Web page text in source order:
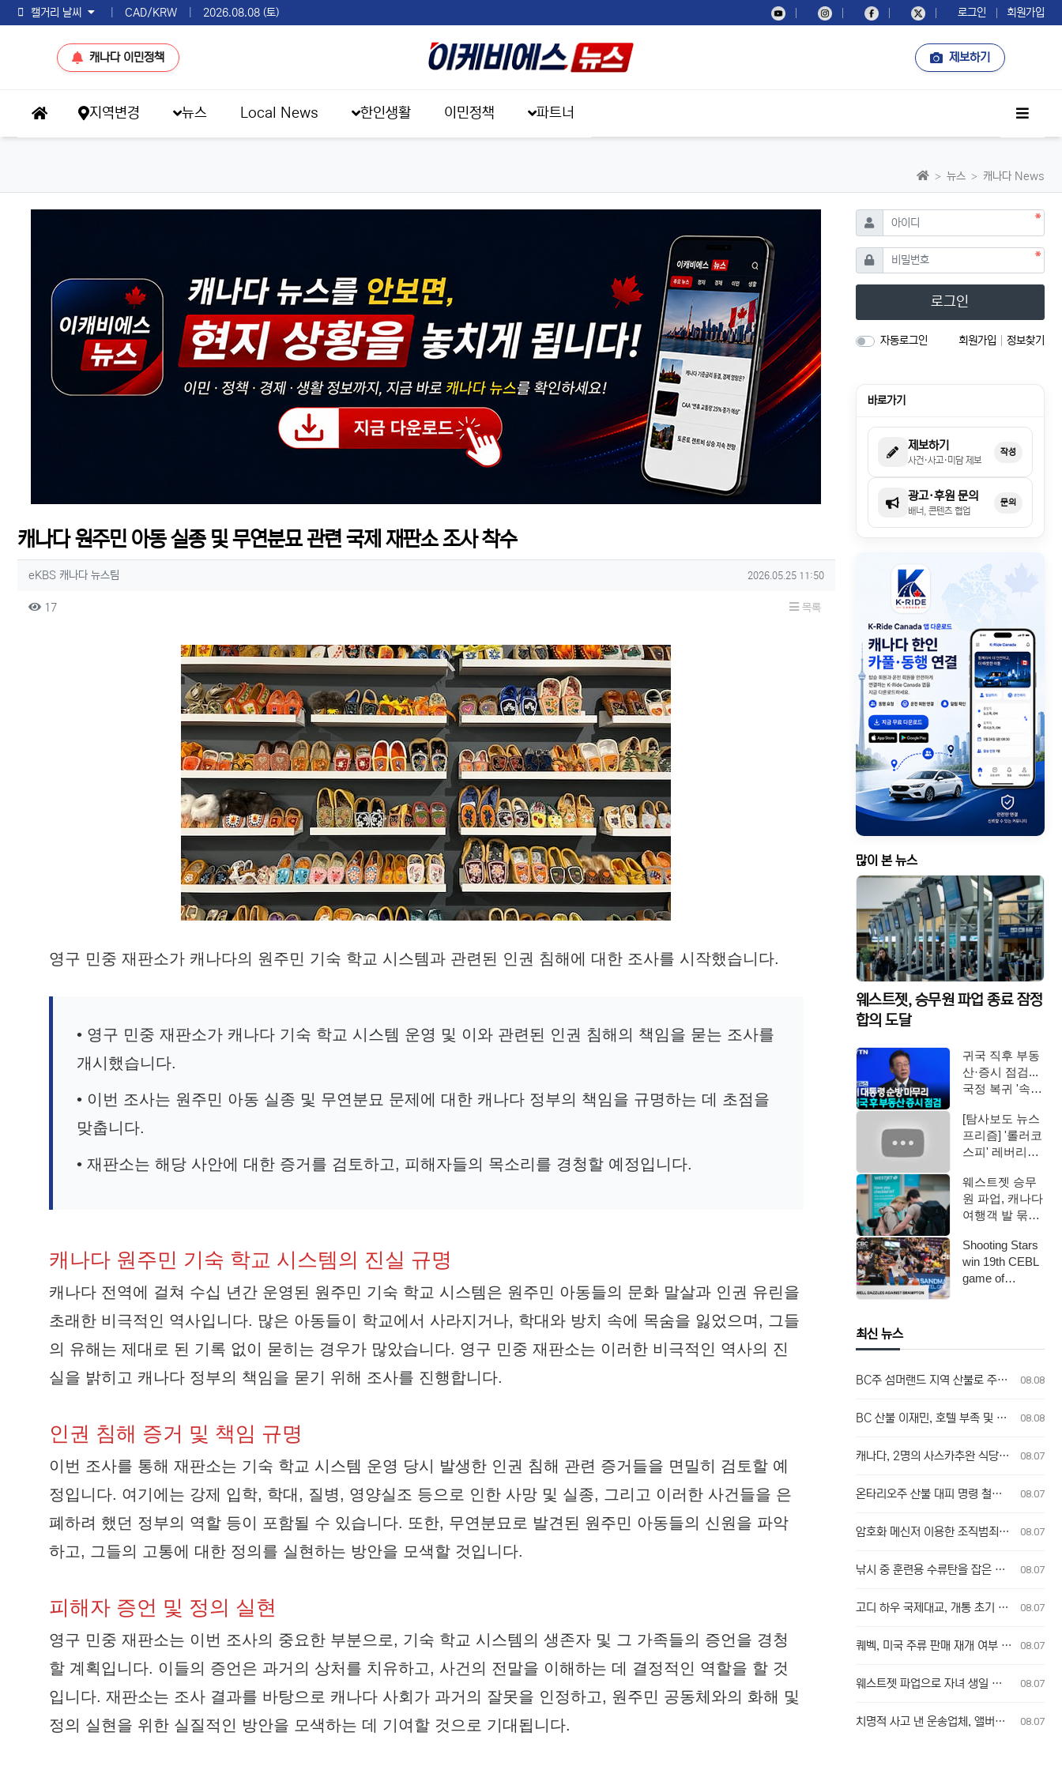
토론토 날씨 CAD/KRW 2026.08.08 (토) 로그인 회원가입
캐나다 이민정책 제보하기
지역변경 뉴스 Local News 한인생활 이민정책
파트너
홈으로
사이드
eKBS News
홈으로뉴스 캐나다 News
캐나다 원주민 아동 실종 및 무연분묘 관련 국제 재판소 조사 착수
작성자 정보
eKBS 캐나다 뉴스팀 작성일
2026.05.25 11:50
컨텐츠 정보
17조회 목록
영구 민중 재판소가 캐나다의 원주민 기숙 학교 시스템과 관련된 인권 침해에 대한 조사를 시작했습니다.
• 영구 민중 재판소가 캐나다 기숙 학교 시스템 운영 및 이와 관련된 인권 침해의 책임을 묻는 조사를
개시했습니다.
• 이번 조사는 원주민 아동 실종 및 무연분묘 문제에 대한 캐나다 정부의 책임을 규명하는 데 초점을
맞춥니다.
• 재판소는 해당 사안에 대한 증거를 검토하고, 피해자들의 목소리를 경청할 예정입니다.
캐나다 원주민 기숙 학교 시스템의 진실 규명
캐나다 전역에 걸쳐 수십 년간 운영된 원주민 기숙 학교 시스템은 원주민 아동들의 문화 말살과 인권 유린을
초래한 비극적인 역사입니다. 많은 아동들이 학교에서 사라지거나, 학대와 방치 속에 목숨을 잃었으며, 그들
의 유해는 제대로 된 기록 없이 묻히는 경우가 많았습니다. 영구 민중 재판소는 이러한 비극적인 역사의 진
실을 밝히고 캐나다 정부의 책임을 묻기 위해 조사를 진행합니다.
인권 침해 증거 및 책임 규명
이번 조사를 통해 재판소는 기숙 학교 시스템 운영 당시 발생한 인권 침해 관련 증거들을 면밀히 검토할 예
정입니다. 여기에는 강제 입학, 학대, 질병, 영양실조 등으로 인한 사망 및 실종, 그리고 이러한 사건들을 은
폐하려 했던 정부의 역할 등이 포함될 수 있습니다. 또한, 무연분묘로 발견된 원주민 아동들의 신원을 파악
하고, 그들의 고통에 대한 정의를 실현하는 방안을 모색할 것입니다.
피해자 증언 및 정의 실현
영구 민중 재판소는 이번 조사의 중요한 부분으로, 기숙 학교 시스템의 생존자 및 그 가족들의 증언을 경청
할 계획입니다. 이들의 증언은 과거의 상처를 치유하고, 사건의 전말을 이해하는 데 결정적인 역할을 할 것
입니다. 재판소는 조사 결과를 바탕으로 캐나다 사회가 과거의 잘못을 인정하고, 원주민 공동체와의 화해 및
정의 실현을 위한 실질적인 방안을 모색하는 데 기여할 것으로 기대됩니다.
아이디 필수
비밀번호필수
로그인
자동로그인 회원가입 정보찾기
바로가기
제보하기
사건·사고·미담 제보
작성
광고·후원 문의
배너, 콘텐츠 협업
문의
많이 본 뉴스
웨스트젯, 승무원 파업 종료 잠정
합의 도달
귀국 직후 부동
산·증시 점검...
국정 복귀 '속도'
[탐사보도 뉴스
프리즘] '롤러코
스피' 레버리지
TV (Yo…
웨스트젯 승무
원 파업, 캐나다
여행객 발 묶였
Shooting Stars
win 19th CEBL
game of
최신 뉴스
BC주 섬머랜드 지역 산불로 주민 전원 대피 명령 08.08
BC 산불 이재민, 호텔 부족 및 긴급 지원 지연 겪어 08.08
캐나다, 2명의 사스카추완 식당 업주, 방글라데시 여성 인신매매 유죄 판결 08.07
온타리오주 산불 대피 명령 철회에 대한 굴 베이 퍼스트 네이션의 강력 반발 08.07
암호화 메신저 이용한 조직범죄, 청소년 포섭…수사 난항 예고 08.07
낚시 중 훈련용 수류탄을 잡은 남성 08.07
고디 하우 국제대교, 개통 초기 이용객 이중 요금 청구 의혹 제기 08.07
퀘벡, 미국 주류 판매 재개 여부 단독 결정 08.07
웨스트젯 파업으로 자녀 생일 놓친 부모, 후회와 실망감 호소 08.07
치명적 사고 낸 운송업체, 앨버타주서 운영 금지 조치 08.07